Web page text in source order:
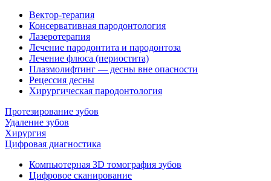
Вектор-терапия
Консервативная пародонтология
Лазеротерапия
Лечение пародонтита и пародонтоза
Лечение флюса (периостита)
Плазмолифтинг — десны вне опасности
Рецессия десны
Хирургическая пародонтология
Протезирование зубов
Удаление зубов
Хирургия
Цифровая диагностика
Компьютерная 3D томография зубов
Цифровое сканирование